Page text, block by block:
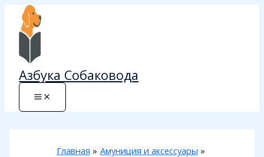
Перейти
содержимому
Азбука Собаковода
Главная
Амуниция и аксессуары